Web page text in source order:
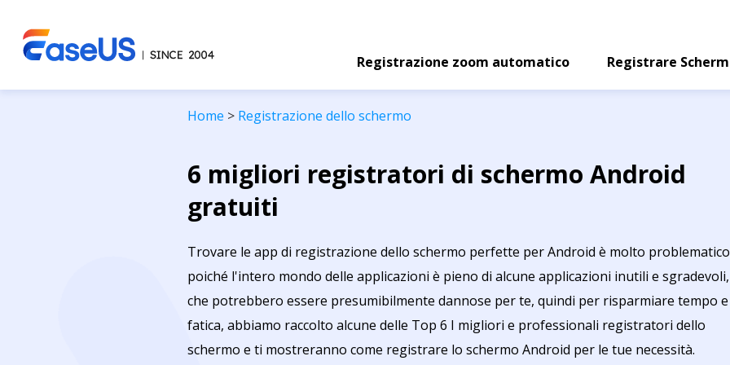
Registrazione zoom automatico Registrare
Home > Registrazione dello schermo
6 migliori registratori di schermo Android
gratuiti
Trovare le app di registrazione dello schermo perfette per Android è molto
poiché l'intero mondo delle applicazioni è pieno di alcune applicazioni inutili e sgradevoli,
che potrebbero essere presumibilmente dannose per te, quindi per risparmiare tempo e
fatica, abbiamo raccolto alcune delle Top 6 I migliori e professionali registratori dello
schermo e ti mostreranno come registrare lo schermo Android per le tue necessità.